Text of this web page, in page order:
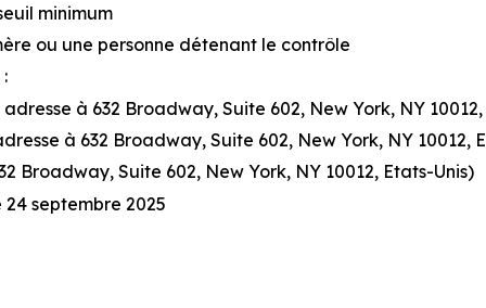
minimum
ou une personne détenant le contrôle
:
à 632 Broadway, Suite 602, New York, NY
à 632 Broadway, Suite 602, New York, NY 10012,
Broadway, Suite 602, New York, NY 10012, Etats-Unis)
24 septembre 2025